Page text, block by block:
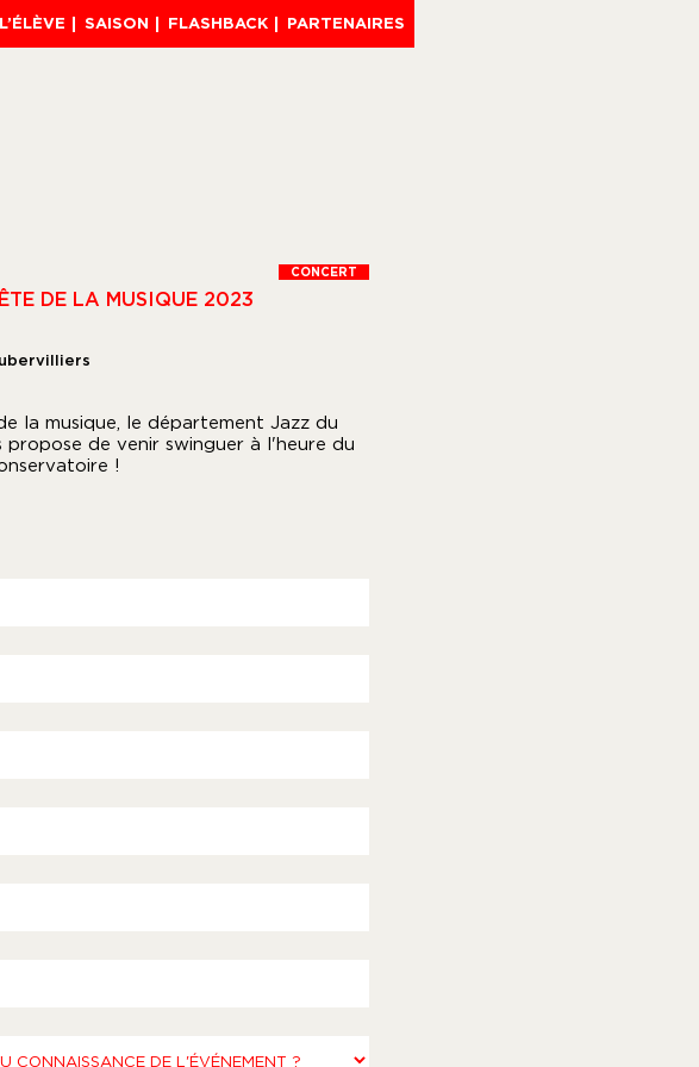
SAISON FLASHBACK PARTENAIRES
CONCERT
DE LA MUSIQUE 2023
la musique, le département Jazz du
propose de venir swinguer à l'heure du
!